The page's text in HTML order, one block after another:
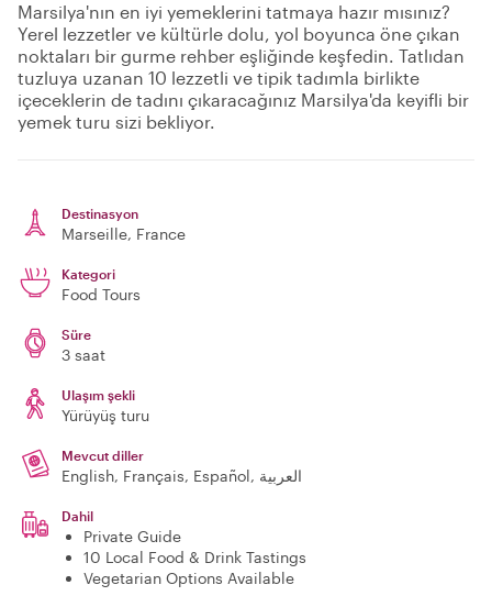
Marsilya'nın en iyi yemeklerini tatmaya hazır mısınız?
Yerel lezzetler ve kültürle dolu, yol boyunca öne çıkan
noktaları bir gurme rehber eşliğinde keşfedin. Tatlıdan
tuzluya uzanan 10 lezzetli ve tipik tadımla birlikte
içeceklerin de tadını çıkaracağınız Marsilya'da keyifli bir
yemek turu sizi bekliyor.
Destinasyon
Marseille, France
Kategori
Food Tours
Süre
3 saat
Ulaşım şekli
Yürüyüş turu
Mevcut diller
English, Français, Español, العربية
Dahil
Private Guide
10 Local Food & Drink Tastings
Vegetarian Options Available